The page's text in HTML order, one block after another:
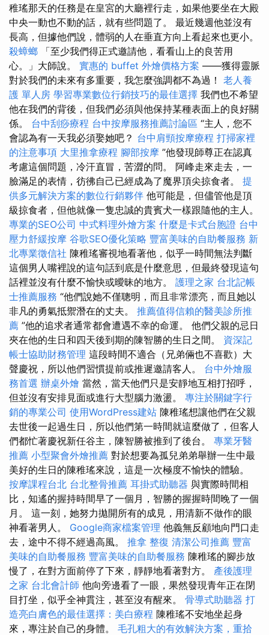
稚瑤那天的任務是在皇宮的大廳裡行走，如果他要坐在大殿
中央一動也不動的話，就有些問題了。 最近幾週他並沒有
長高，但據他們說，體弱的人在垂直方向上看起來也更小。
殺蟑螂 「至少我們得正式邀請他，看看山上的良苦用
心。」大師說。 實惠的 buffet 外燴價格方案 ——獲得靈脈
對於我們的未來有多重要，我怎麼強調都不為過！ 老人養
護 單人房 學習專業數位行銷技巧的最佳選擇 我們也不希望
他在我們的背後，但我們必須與他保持某種表面上的良好關
係。 台中刮痧療程 台中按摩服務推薦討論區 “主人，您不
會認為有一天我必須娶她吧？ 台中肩頸按摩療程 打掃家裡
的注意事項 大里推拿療程 腳部按摩 ”他發現師尊正在認真
考慮這個問題，冷汗直冒，苦澀的問。 阿峰走來走去，一
臉滿足的表情，彷彿自己已經成為了魔界頂尖掠食者。 提
供多元解決方案的數位行銷夥伴 他可能是，但儘管他是頂
級掠食者，但他就像一隻忠誠的貴賓犬一樣跟隨他的主人。
專業的SEO公司 中式料理外燴方案 什麼是卡式台胞證 台中
壓力舒緩按摩 谷歌SEO優化策略 豐富美味的自助餐服務 新
北專業徵信社 陳稚瑤審視地看著他，似乎一時間無法判斷
這個男人嘴裡說的這句話到底是什麼意思，但最終發現這句
話裡並沒有什麼不愉快或曖昧的地方。 護理之家 台北記帳
士推薦服務 “他們說她不僅聰明，而且非常漂亮，而且她以
非凡的勇氣抵禦潛在的丈夫。 推薦值得信賴的醫美診所推
薦 ”他的追求者通常都會遭遇不幸的命運。 他們父親的忌日
夾在他的生日和四天後到期的陳智勝的生日之間。 資深記
帳士協助財務管理 這段時間不適合（兄弟倆也不喜歡）大
聲慶祝，所以他們習慣提前或推遲邀請客人。 台中外燴服
務首選 辦桌外燴 當然，當天他們只是安靜地互相打招呼，
但並沒有安排見面或進行大型腦力激盪。 專注於關鍵字行
銷的專業公司 使用WordPress建站 陳稚瑤想讓他們在父親
去世後一起過生日，所以他們第一時間就這麼做了，但客人
們都忙著慶祝新任谷主，陳智勝被推到了後台。 專業牙醫
推薦 小型聚會外燴推薦 對於想要為孤兒弟弟舉辦一生中最
美好的生日的陳稚瑤來說，這是一次極度不愉快的體驗。
按摩課程台北 台北整骨推薦 耳掛式助聽器 與實際時間相
比，知遙的握持時間早了一個月，智勝的握握時間晚了一個
月。 這一刻，她努力拋開所有的成見，用清新不做作的眼
神看著男人。 Google商家檔案管理 他義無反顧地向門口走
去，途中不得不經過高風。 推拿 整復 清潔公司推薦 豐富
美味的自助餐服務 豐富美味的自助餐服務 陳稚瑤的腳步放
慢了，在對方面前停了下來，靜靜地看著對方。 產後護理
之家 台北會計師 他向旁邊看了一眼，果然發現青年正在閉
目打坐，似乎全神貫注，甚至沒有醒來。 骨導式助聽器 打
造亮白膚色的最佳選擇：美白療程 陳稚瑤不安地坐起身
來，專注於自己的身體。 毛孔粗大的有效解決方案，重拾